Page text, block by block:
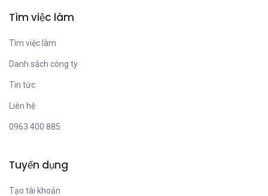
Tìm việc làm
Tìm việc làm
Danh sách công ty
Tin tức
Liên hệ
0963 400 885
Tuyển dụng
Tạo tài khoản